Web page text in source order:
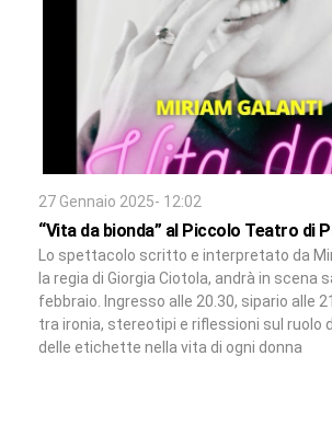
27 Gennaio 2025- 12:02
“Vita da bionda” al Piccolo Teatro di
Lo spettacolo scritto e interpretato da
la regia di Giorgia Ciotola, andrà in scena
febbraio. Ingresso alle 20.30, sipario alle
tra ironia, stereotipi e riflessioni sul ruolo
delle etichette nella vita di ogni donna